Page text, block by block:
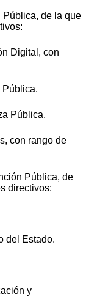
Pública, de la que
Digital, con
Pública.
Pública.
con rango de
Pública, de
directivos:
del Estado.
y